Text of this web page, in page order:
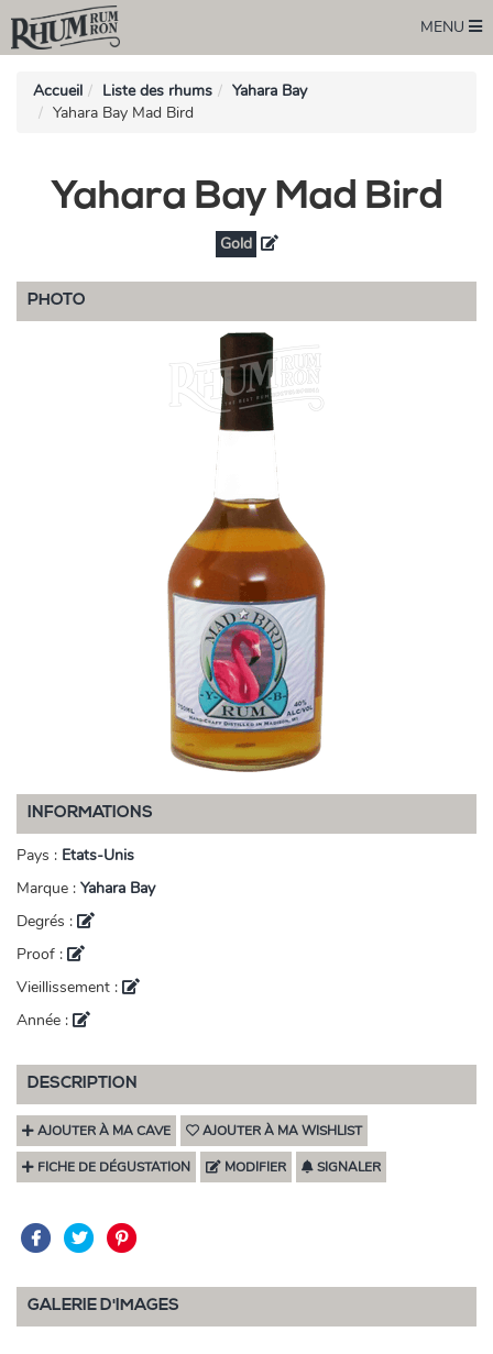
MENU
Accueil Liste des rhums
Yahara Bay
Yahara Bay Mad Bird
Yahara Bay Mad Bird
Gold
PHOTO
INFORMATIONS
Pays : Etats-Unis
Marque : Yahara Bay
Degrés :
Proof :
Vieillissement :
Année :
DESCRIPTION
AJOUTER À MA CAVE AJOUTER À MA WISHLIST
FICHE DE DÉGUSTATION MODIFIER SIGNALER
GALERIE D'IMAGES